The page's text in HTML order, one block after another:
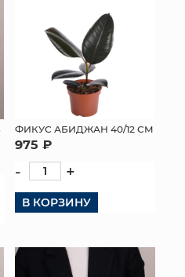
ФИКУС АБИДЖАН 40/12 СМ
975 ₽
- +
В КОРЗИНУ